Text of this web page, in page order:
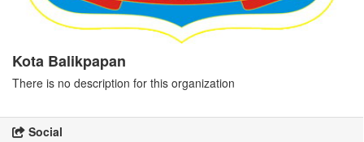
Kota Balikpapan
There is no description for this organization
Social